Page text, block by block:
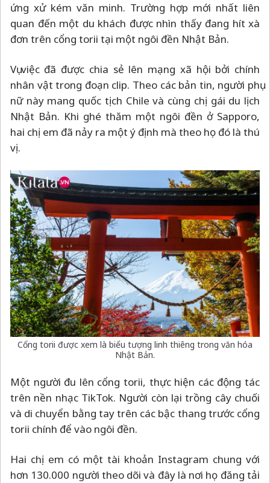
ứng xử kém văn minh. Trường hợp mới nhất liên
quan đến một du khách được nhìn thấy đang hít xà
đơn trên cổng torii tại một ngôi đền Nhật Bản.
Vụ việc đã được chia sẻ lên mạng xã hội bởi chính
nhân vật trong đoạn clip. Theo các bản tin, người phụ
nữ này mang quốc tịch Chile và cùng chị gái du lịch
Nhật Bản. Khi ghé thăm một ngôi đền ở Sapporo,
hai chị em đã nảy ra một ý định mà theo họ đó là thú
vị.
Cổng torii được xem là biểu tượng linh thiêng trong văn hóa
Nhật Bản.
Một người đu lên cổng torii, thực hiện các động tác
trên nền nhạc TikTok. Người còn lại trồng cây chuối
và di chuyển bằng tay trên các bậc thang trước cổng
torii chính để vào ngôi đền.
Hai chị em có một tài khoản Instagram chung với
hơn 130.000 người theo dõi và đây là nơi họ đăng tải